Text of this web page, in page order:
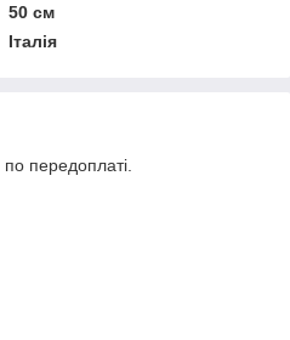
50 см
Італія
по передоплаті.